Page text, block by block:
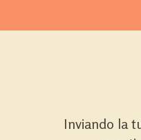
Inviando la